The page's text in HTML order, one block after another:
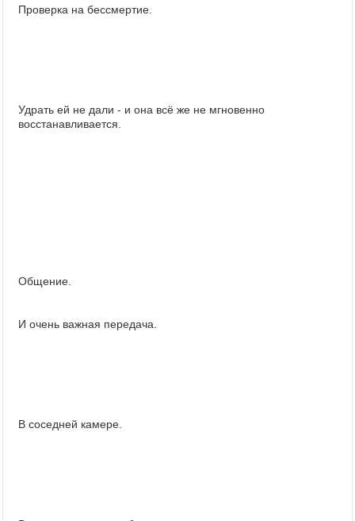
Проверка на бессмертие.
Удрать ей не дали - и она всё же не мгновенно
восстанавливается.
Общение.
И очень важная передача.
В соседней камере.